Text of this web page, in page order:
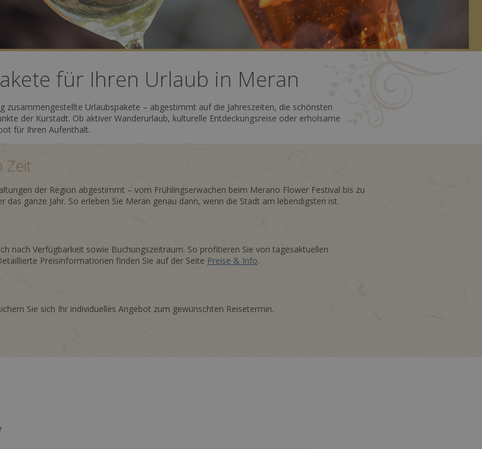
für Ihren Urlaub in Meran
zusammengestellte Urlaubspakete – abgestimmt auf die Jahreszeiten, die schönsten
der Kurstadt. Ob aktiver Wanderurlaub, kulturelle Entdeckungsreise oder erholsame
für Ihren Aufenthalt.
Zeit
der Region abgestimmt – vom Frühlingserwachen beim Merano Flower Festival bis zu
ganze Jahr. So erleben Sie Meran genau dann, wenn die Stadt am lebendigsten ist.
nach Verfügbarkeit sowie Buchungszeitraum. So profitieren Sie von tagesaktuellen
Preisinformationen finden Sie auf der Seite Preise & Info.
Sie sich Ihr individuelles Angebot zum gewünschten Reisetermin.